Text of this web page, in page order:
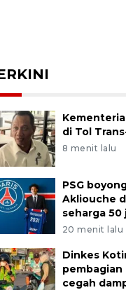
di Tol
8 menit lalu
PSG
Akliouche
seharga
20 menit lalu
Dinkes
pembagian
cegah